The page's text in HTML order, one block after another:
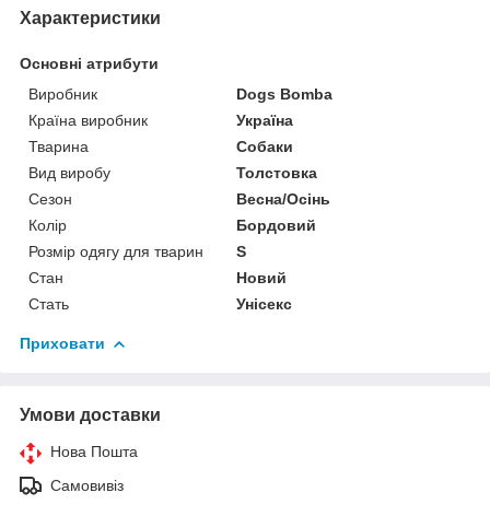
Характеристики
Основні атрибути
Виробник
Dogs Bomba
Країна виробник
Україна
Тварина
Собаки
Вид виробу
Толстовка
Сезон
Весна/Осінь
Колір
Бордовий
Розмір одягу для тварин
S
Стан
Новий
Стать
Унісекс
Приховати
Умови доставки
Нова Пошта
Самовивіз